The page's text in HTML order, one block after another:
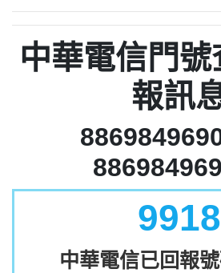
中華電信門號
報訊
9918
中華電信已回報